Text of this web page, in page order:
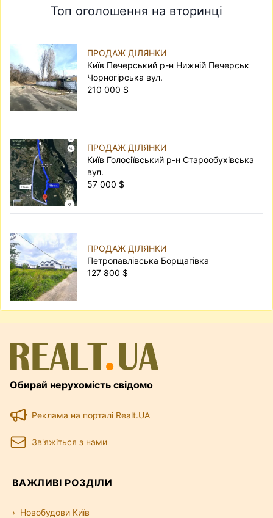
Топ оголошення на вторинці
ПРОДАЖ ДІЛЯНКИ
Київ Печерський р-н Нижній Печерськ
Чорногірська вул.
210 000 $
ПРОДАЖ ДІЛЯНКИ
Київ Голосіївський р-н Старообухівська
вул.
57 000 $
ПРОДАЖ ДІЛЯНКИ
Петропавлівська Борщагівка
127 800 $
Обирай нерухомість свідомо
Реклама на порталі Realt.UA
Зв'яжіться з нами
ВАЖЛИВІ РОЗДІЛИ
Новобудови Київ